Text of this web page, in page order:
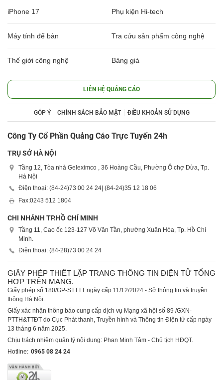
iPhone 17 Phụ kiện Hi-tech
Máy tính để bàn Tra cứu sản phẩm công nghệ
Thế giới công nghệ Bảng giá
LIÊN HỆ QUẢNG CÁO
GÓP Ý CHÍNH SÁCH BẢO MẬT ĐIỀU KHOẢN SỬ DỤNG
Công Ty Cổ Phần Quảng Cáo Trực Tuyến 24h
TRỤ SỞ HÀ NỘI
Tầng 12, Tòa nhà Geleximco , 36 Hoàng Cầu, Phường Ô chợ Dừa, Tp.
Hà Nội
Điện thoại: (84-24)73 00 24 24 | (84-24)35 12 18 06
Fax:0243 512 1804
CHI NHÁNH TP.HỒ CHÍ MINH
Tầng 11, Cao ốc 123-127 Võ Văn Tần, phường Xuân Hòa, Tp. Hồ Chí
Minh.
Điện thoại: (84-28)73 00 24 24
GIẤY PHÉP THIẾT LẬP TRANG THÔNG TIN ĐIỆN TỬ TỔNG
HỢP TRÊN MẠNG.
Giấy phép số 180/GP-STTTT ngày cấp 11/12/2024 - Sở thông tin và truyền
thông Hà Nội.
Giấy xác nhận thông báo cung cấp dịch vụ Mạng xã hội số 89 /GXN-
PTTH&TTĐT do Cục Phát thanh, Truyền hình và Thông tin Điện tử cấp ngày
13 tháng 6 năm 2025.
Chịu trách nhiệm quản lý nội dung: Phan Minh Tâm - Chủ tịch HĐQT.
Hotline: 0965 08 24 24